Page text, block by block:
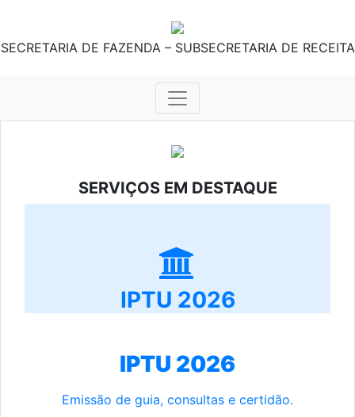
SECRETARIA DE FAZENDA – SUBSECRETARIA DE RECEITA
SERVIÇOS EM DESTAQUE
IPTU 2026
IPTU 2026
Emissão de guia, consultas e certidão.